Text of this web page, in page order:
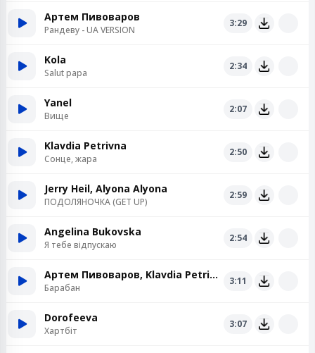
Артем Пивоваров
Рандеву - UA VERSION
3:29
Kola
Salut papa
2:34
Yanel
Вище
2:07
Klavdia Petrivna
Сонце, жара
2:50
Jerry Heil, Alyona Alyona
ПОДОЛЯНОЧКА (GET UP)
2:59
Angelina Bukovska
Я тебе відпускаю
2:54
Артем Пивоваров, Klavdia Petrivna
Барабан
3:11
Dorofeeva
Хартбіт
3:07